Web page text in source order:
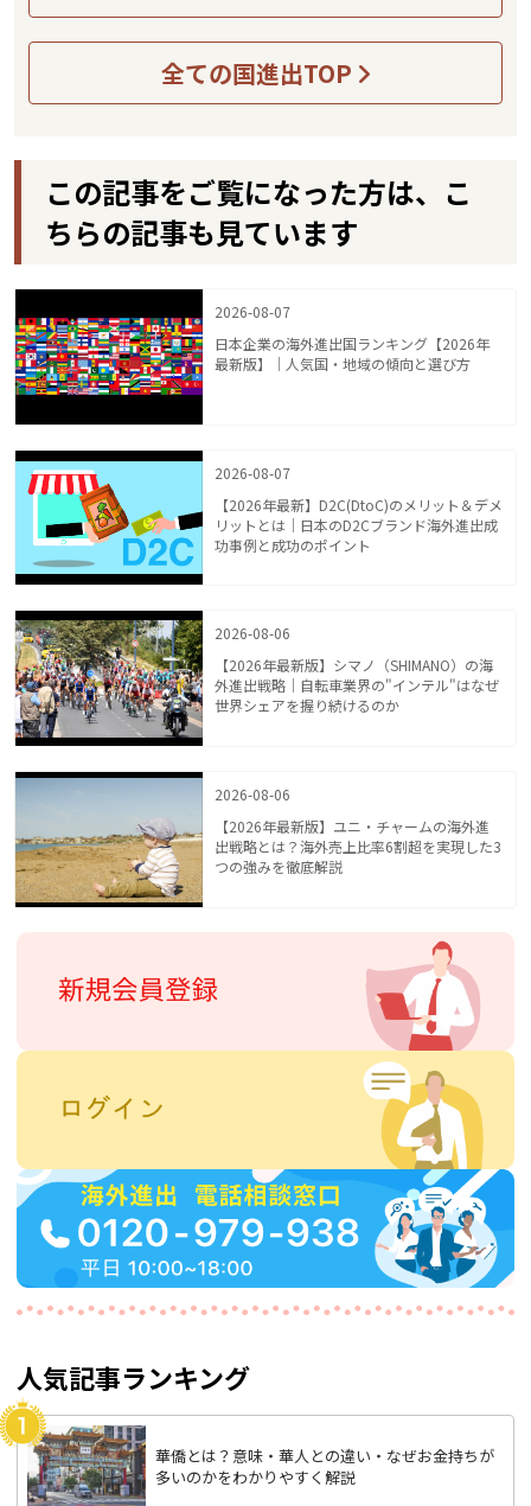
全ての国進出TOP
この記事をご覧になった方は、こ
ちらの記事も見ています
2026-08-07
日本企業の海外進出国ランキング【2026年
最新版】｜人気国・地域の傾向と選び方
2026-08-07
【2026年最新】D2C(DtoC)のメリット＆デメ
リットとは｜日本のD2Cブランド海外進出成
功事例と成功のポイント
2026-08-06
【2026年最新版】シマノ（SHIMANO）の海
外進出戦略｜自転車業界の"インテル"はなぜ
世界シェアを握り続けるのか
2026-08-06
【2026年最新版】ユニ・チャームの海外進
出戦略とは？海外売上比率6割超を実現した3
つの強みを徹底解説
人気記事ランキング
華僑とは？意味・華人との違い・なぜお金持ちが
多いのかをわかりやすく解説